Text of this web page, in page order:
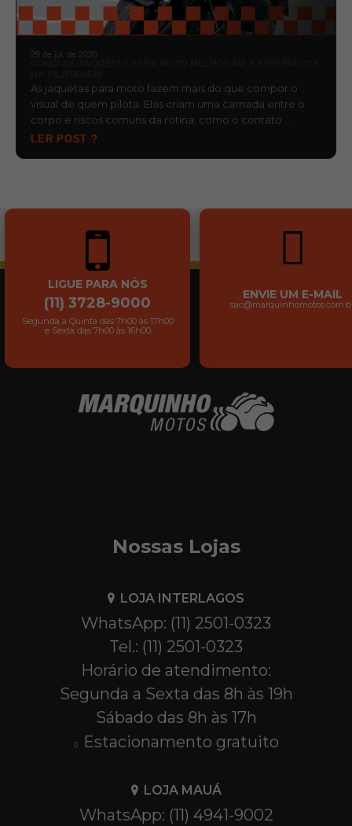
29 de jul. de 2026
As jaquetas para moto fazem mais do que compor o
visual de quem pilota. Elas criam uma camada entre o
corpo e riscos comuns da rotina, como o contato …
LER POST ?
LIGUE PARA NÓS
(11) 3728-9000
Segunda à Quinta das 7h00 às 17h00
e Sexta das 7h00 às 16h00
ENVIE UM E-MAIL
Nossas Lojas
LOJA INTERLAGOS
WhatsApp: (11) 2501-0323
Tel.: (11) 2501-0323
Horário de atendimento:
Segunda a Sexta das 8h às 19h
Sábado das 8h às 17h
Estacionamento gratuito
LOJA MAUÁ
WhatsApp: (11) 4941-9002